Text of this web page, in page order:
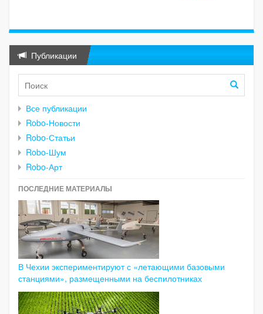
Публикации
Все публикации
Robo-Новости
Robo-Статьи
Robo-Шум
Robo-Арт
ПОСЛЕДНИЕ МАТЕРИАЛЫ
В Чехии экспериментируют с «летающими базовыми
станциями», размещенными на беспилотниках